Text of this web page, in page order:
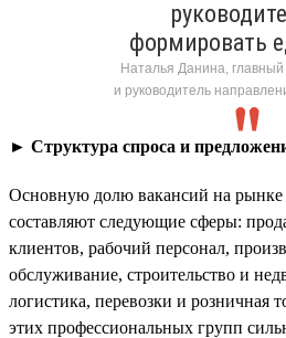
формировать
Наталья Данина, главный
и руководитель
► Структура спроса и
Основную долю вакансий на рынке
составляют следующие сферы:
клиентов, рабочий персонал,
обслуживание, строительство и
логистика, перевозки и розничная
этих профессиональных групп